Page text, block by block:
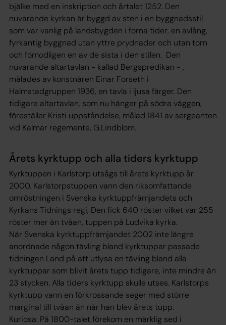
bjälke med en inskription och årtalet 1252. Den
nuvarande kyrkan är byggd av sten i en byggnadsstil
som var vanlig på landsbygden i forna tider, en avlång,
fyrkantig byggnad utan yttre prydnader och utan torn
och fömodligen en av de sista i den stilen. Den
nuvarande altartavlan - kallad Bergspredikan - ,
målades av konstnären Einar Forseth i
Halmstadgruppen 1936, en tavla i ljusa färger. Den
tidigare altartavlan, som nu hänger på södra väggen,
föreställer Kristi uppståndelse, målad 1841 av sergeanten
vid Kalmar regemente, G.Lindblom.
Årets kyrktupp och alla tiders kyrktupp
Kyrktuppen i Karlstorp utsågs till årets kyrktupp år
2000. Karlstorpstuppen vann den riksomfattande
omröstningen i Svenska kyrktuppfrämjandets och
Kyrkans Tidnings regi, Den fick 640 röster vilket var 255
röster mer än tvåan, tuppen på Ludvika kyrka.
När Svenska kyrktuppfrämjandet 2002 inte längre
anordnade någon tävling bland kyrktuppar passade
tidningen Land på att utlysa en tävling bland alla
kyrktuppar som blivit årets tupp tidigare, inte mindre än
23 stycken. Alla tiders kyrktupp skulle utses. Karlstorps
kyrktupp vann en förkrossande seger med större
marginal till tvåan än när han blev årets tupp.
Kuriosa: På 1800-talet förekom en märklig sed i